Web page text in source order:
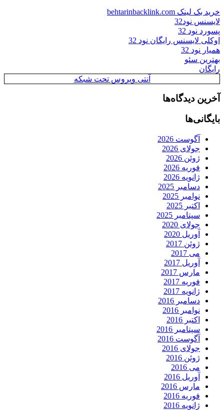
خرید بک لینک behtarinbacklink.com
لایسنس نود32
پسورد نود 32
اوکلی لایسنس رایگان نود 32
همیار نود 32
بهترین سئو
رایگان
آنتی ویروس تحت شبکه
آخرین دیدگاه‌ها
بایگانی‌ها
آگوست 2026
جولای 2026
ژوئن 2026
فوریه 2026
ژانویه 2026
دسامبر 2025
نوامبر 2025
اکتبر 2025
سپتامبر 2025
جولای 2020
آوریل 2020
ژوئن 2017
می 2017
آوریل 2017
مارس 2017
فوریه 2017
ژانویه 2017
دسامبر 2016
نوامبر 2016
اکتبر 2016
سپتامبر 2016
آگوست 2016
جولای 2016
ژوئن 2016
می 2016
آوریل 2016
مارس 2016
فوریه 2016
ژانویه 2016